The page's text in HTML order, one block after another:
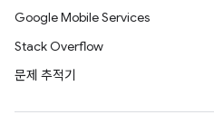
Google Mobile Services
Stack Overflow
문제 추적기